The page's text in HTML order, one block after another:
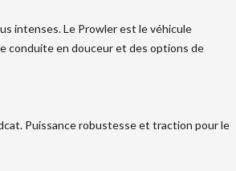
intenses. Le Prowler est le véhicule
conduite en douceur et des options de
Puissance robustesse et traction pour le